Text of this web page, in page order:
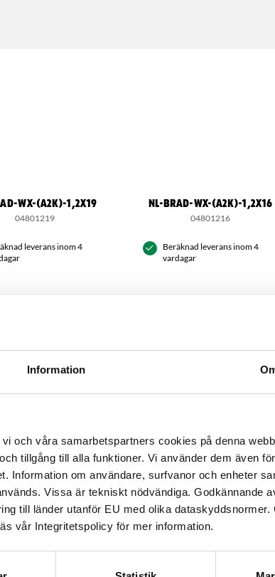
Information
och våra samarbetspartners cookies på denna
tillgång till alla funktioner. Vi använder dem även
Information om användare, surfvanor och enheter
Vissa är tekniskt nödvändiga. Godkännande
till länder utanför EU med olika dataskyddsnormer.
vår Integritetspolicy för mer information.
WX-(A2K)-1,2X19
04801219
leverans inom 4
NL-BRAD-WX-(A2K)-1,2X16
04801216
Beräknad leverans inom 4
vardagar
Ion
är
Egenskaper
Säkerhetsdatablad &